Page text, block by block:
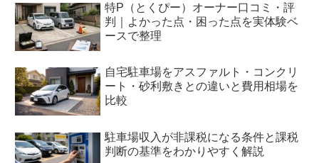
特P（とくぴー）オーナー口コミ・評
判｜よかった点・困った点を実体験ベ
ースで整理
自宅駐車場をアスファルト・コンクリ
ート・砂利敷きとの違いと費用相場を
比較
駐車場収入が非課税になる条件と課税
判断の基準をわかりやすく解説